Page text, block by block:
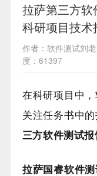
拉萨第三方
科研项目技术
作者：软件测试刘
度：61397
在科研项目中
关注任务书中
三方软件测试报
拉萨国睿软件